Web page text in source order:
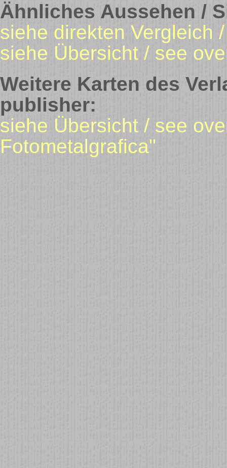
Ähnliches Aussehen /
siehe direkten Vergleich
siehe Übersicht / see
Weitere Karten des
publisher:
siehe Übersicht / see
Fotometalgrafica"